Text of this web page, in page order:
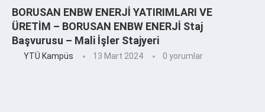
BORUSAN ENBW ENERJİ YATIRIMLARI VE
ÜRETİM – BORUSAN ENBW ENERJİ Staj
Başvurusu – Mali İşler Stajyeri
YTÜ Kampüs 13 Mart 2024 0 yorumlar